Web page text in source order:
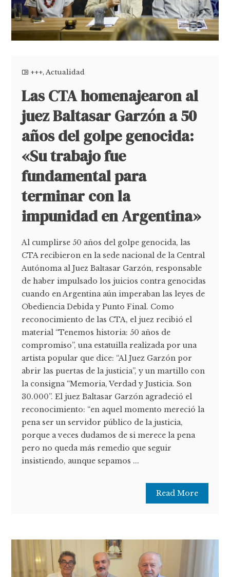
+++,Actualidad
Las CTA homenajearon al
juez Baltasar Garzón a 50
años del golpe genocida:
«Su trabajo fue
fundamental para
terminar con la
impunidad en Argentina»
Al cumplirse 50 años del golpe genocida, las
CTA recibieron en la sede nacional de la Central
Autónoma al Juez Baltasar Garzón, responsable
de haber impulsado los juicios contra genocidas
cuando en Argentina aún imperaban las leyes de
Obediencia Debida y Punto Final. Como
reconocimiento de las CTA, el juez recibió el
material “Tenemos historia: 50 años de
compromiso”, una estatuilla realizada por una
artista popular que dice: “Al Juez Garzón por
abrir las puertas de la justicia”, y un martillo con
la consigna “Memoria, Verdad y Justicia. Son
30.000”. El juez Baltasar Garzón agradeció el
reconocimiento: “en aquel momento mereció la
pena ser un servidor público de la justicia,
porque a veces dudamos de si merece la pena
pero no queda más remedio que seguir
insistiendo, aunque sepamos ...
Read More